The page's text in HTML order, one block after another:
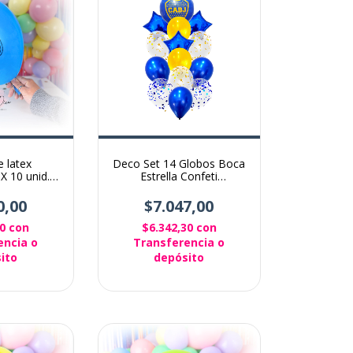
latex
10 unid.
con
o
Deco Set 14 Globos Boca
Estrella Confeti
$7.047,00
$6.342,30 con
Transferencia o
depósito